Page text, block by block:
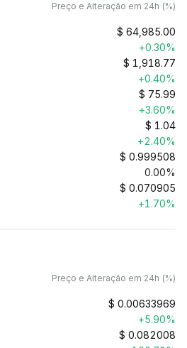
Preço e Alteração em 24h (%)
$ 64,985.00
+0.30%
$ 1,918.77
+0.40%
$ 75.99
+3.60%
$ 1.04
+2.40%
$ 0.999508
0.00%
$ 0.070905
+1.70%
Preço e Alteração em 24h (%)
$ 0.00633969
+5.90%
$ 0.082008